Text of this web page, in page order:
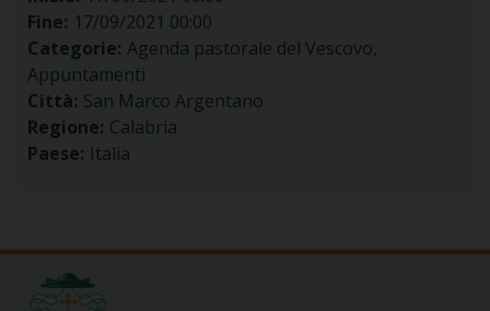
Fine: 17/09/2021 00:00
Categorie: Agenda pastorale del Vescovo,
Appuntamenti
Città: San Marco Argentano
Regione: Calabria
Paese: Italia